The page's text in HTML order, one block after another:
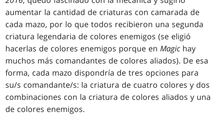
aumentar la cantidad de criaturas con camarada de
cada mazo, por lo que todos recibieron una segunda
criatura legendaria de colores enemigos (se eligió
hacerlas de colores enemigos porque enMagic hay
muchos más comandantes de colores aliados). De esa
forma, cada mazo dispondría de tres opciones para
su/s comandante/s: la criatura de cuatro colores y dos
combinaciones con la criatura de colores aliados y una
de colores enemigos.